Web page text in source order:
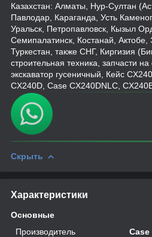
Казахстан: Алматы, Нур-Султан
Павлодар, Караганда, Усть
Уральск, Петропавловск, Кызыл
Семипалатинск, Костанай, Актобе,
Туркестан, также СНГ, Киргизия
строительная техника, запчасти
экскаватор гусеничный, Кейс
CX240D, Case CX240DNLC,
Скрыть
Характеристики
Основные
Производитель
Case